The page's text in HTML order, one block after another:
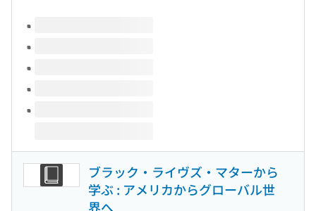
このタイトルの巻号
ブラック・ライヴズ・マターから
学ぶ : アメリカからグローバル世
界へ